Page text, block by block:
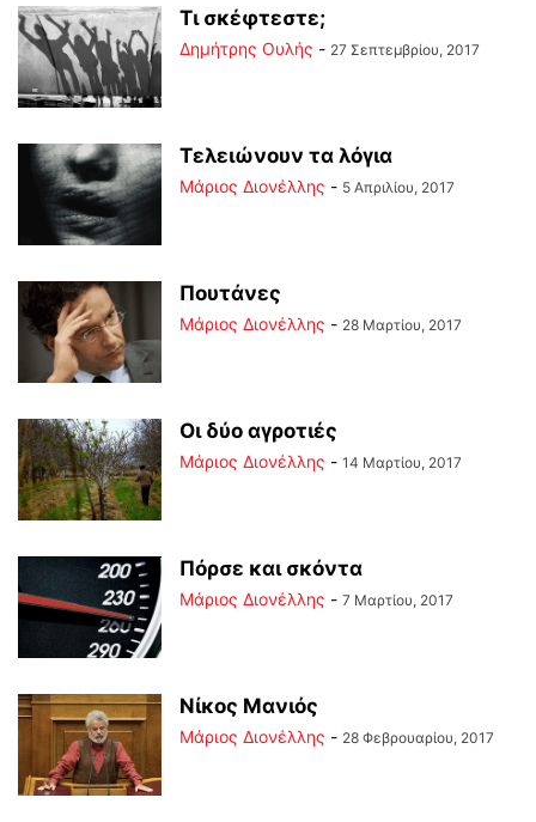
Τι σκέφτεστε;
Δημήτρης Ουλής - 27 Σεπτεμβρίου, 2017
Τελειώνουν τα λόγια
Μάριος Διονέλλης - 5 Απριλίου, 2017
Πουτάνες
Μάριος Διονέλλης - 28 Μαρτίου, 2017
Οι δύο αγροτιές
Μάριος Διονέλλης - 14 Μαρτίου, 2017
Πόρσε και σκόντα
Μάριος Διονέλλης - 7 Μαρτίου, 2017
Νίκος Μανιός
Μάριος Διονέλλης - 28 Φεβρουαρίου, 2017